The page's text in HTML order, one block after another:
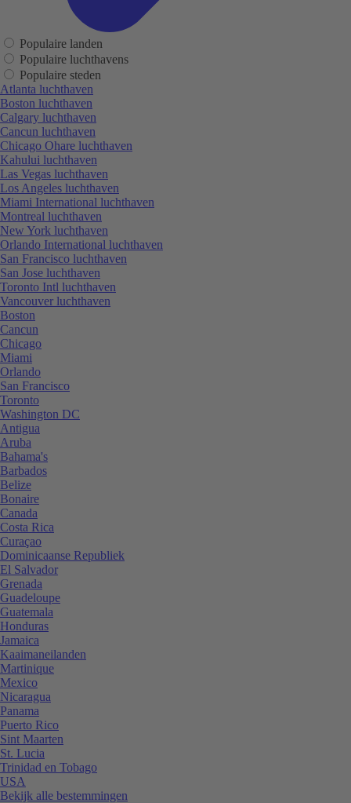
Populaire landen
Populaire luchthavens
Populaire steden
Atlanta luchthaven
Boston luchthaven
Calgary luchthaven
Cancun luchthaven
Chicago Ohare luchthaven
Kahului luchthaven
Las Vegas luchthaven
Los Angeles luchthaven
Miami International luchthaven
Montreal luchthaven
New York luchthaven
Orlando International luchthaven
San Francisco luchthaven
San Jose luchthaven
Toronto Intl luchthaven
Vancouver luchthaven
Boston
Cancun
Chicago
Miami
Orlando
San Francisco
Toronto
Washington DC
Antigua
Aruba
Bahama's
Barbados
Belize
Bonaire
Canada
Costa Rica
Curaçao
Dominicaanse Republiek
El Salvador
Grenada
Guadeloupe
Guatemala
Honduras
Jamaica
Kaaimaneilanden
Martinique
Mexico
Nicaragua
Panama
Puerto Rico
Sint Maarten
St. Lucia
Trinidad en Tobago
USA
Bekijk alle bestemmingen